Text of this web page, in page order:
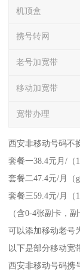
机顶盒
携号转网
老号加宽带
移动加宽带
宽带办理
西安非移动号码不
套餐一38.4元月/（
套餐二47.4元/月（
套餐三59.4元/月（
（含0-4张副卡，
可以添加移动老号
以下是部分移动宽
西安非移动号码携